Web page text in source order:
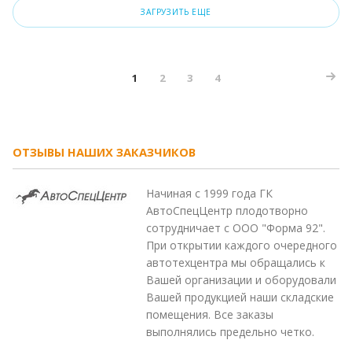
ЗАГРУЗИТЬ ЕЩЕ
1 2 3 4
ОТЗЫВЫ НАШИХ ЗАКАЗЧИКОВ
Начиная с 1999 года ГК
АвтоСпецЦентр плодотворно
сотрудничает с ООО "Форма 92".
При открытии каждого очередного
автотехцентра мы обращались к
Вашей организации и оборудовали
Вашей продукцией наши складские
помещения. Все заказы
выполнялись предельно четко.